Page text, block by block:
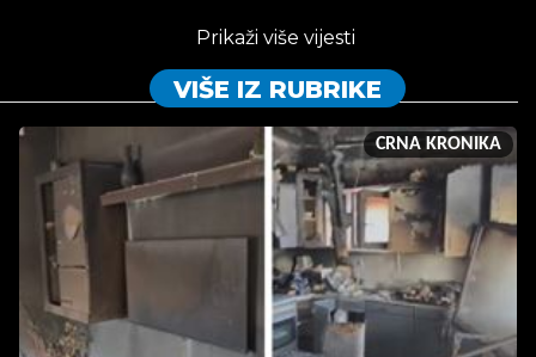
Prikaži više vijesti
VIŠE IZ RUBRIKE
CRNA KRONIKA